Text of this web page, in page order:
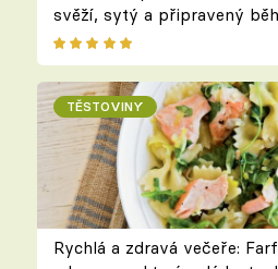
svěží, sytý a připravený
TĚSTOVINY
Rychlá a zdravá večeře: